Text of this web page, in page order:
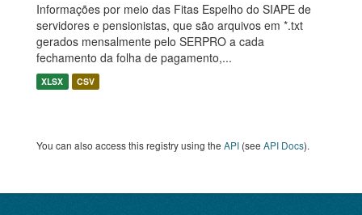
Informações por meio das Fitas Espelho do SIAPE de
servidores e pensionistas, que são arquivos em *.txt
gerados mensalmente pelo SERPRO a cada
fechamento da folha de pagamento,...
XLSX CSV
You can also access this registry using the API (see API Docs).